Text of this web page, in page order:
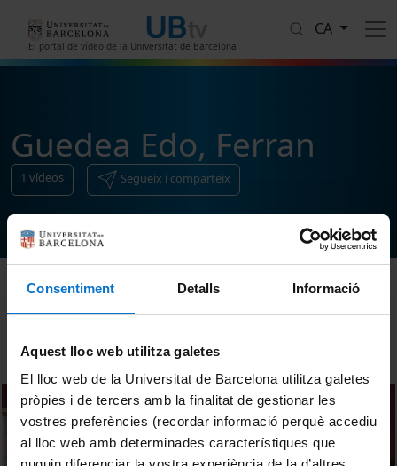
Consentiment Detalls Informació
Aquest lloc web utilitza galetes
El lloc web de la Universitat de Barcelona utilitza galetes
pròpies i de tercers amb la finalitat de gestionar les
vostres preferències (recordar informació perquè accediu
al lloc web amb determinades característiques que
El portal de vídeo de la Universitat de Barcelona
CA
Guedea Edo, Ferran
1 vídeos Segueix i comparteix
Ordenar